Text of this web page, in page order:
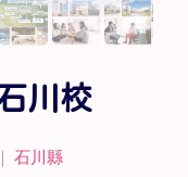
川校
｜ 石川縣